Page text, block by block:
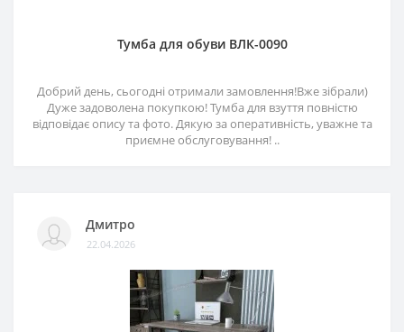
Тумба для обуви ВЛК-0090
Добрий день, сьогодні отримали замовлення!Вже зібрали)
Дуже задоволена покупкою! Тумба для взуття повністю
відповідає опису та фото. Дякую за оперативність, уважне та
приємне обслуговування! ..
Дмитро
22.04.2026